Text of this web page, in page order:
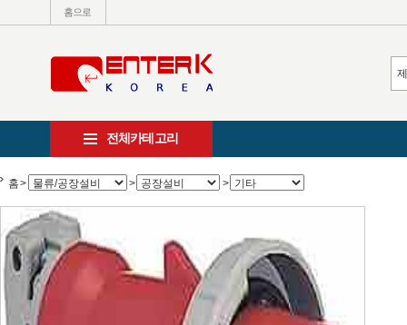
홈으로
전체카테고리
홈> > >